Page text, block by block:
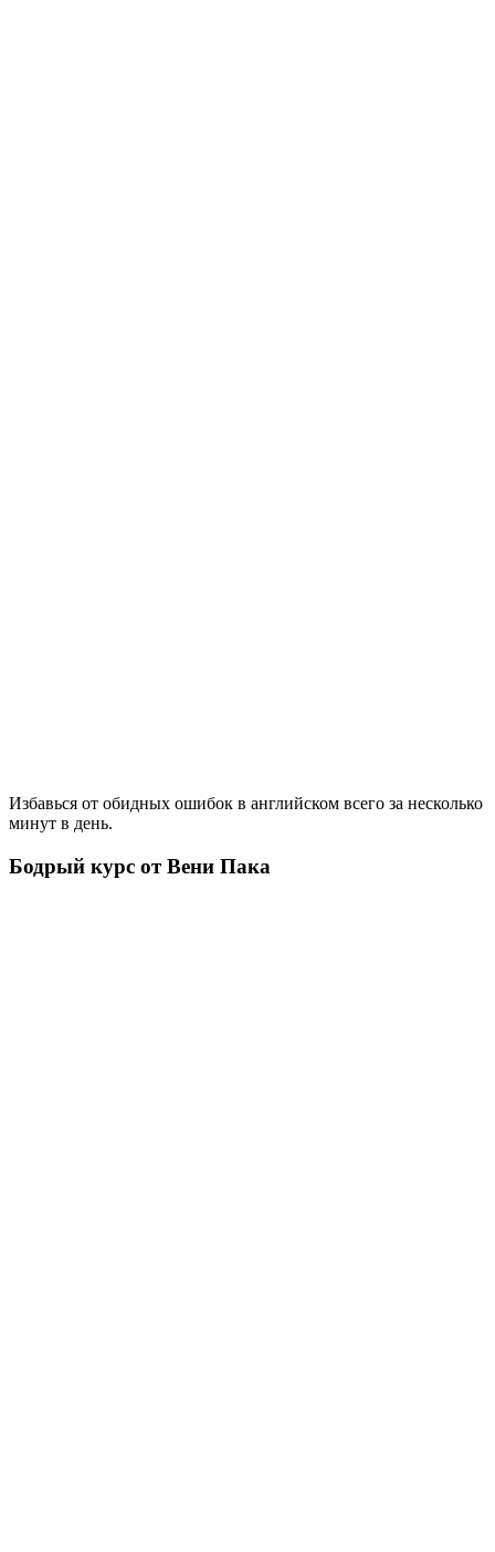
Избавься от обидных ошибок в английском всего за несколько
минут в день.
Бодрый курс от Вени Пака